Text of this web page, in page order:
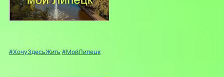
#ХочуЗдесьЖить #МойЛипецк